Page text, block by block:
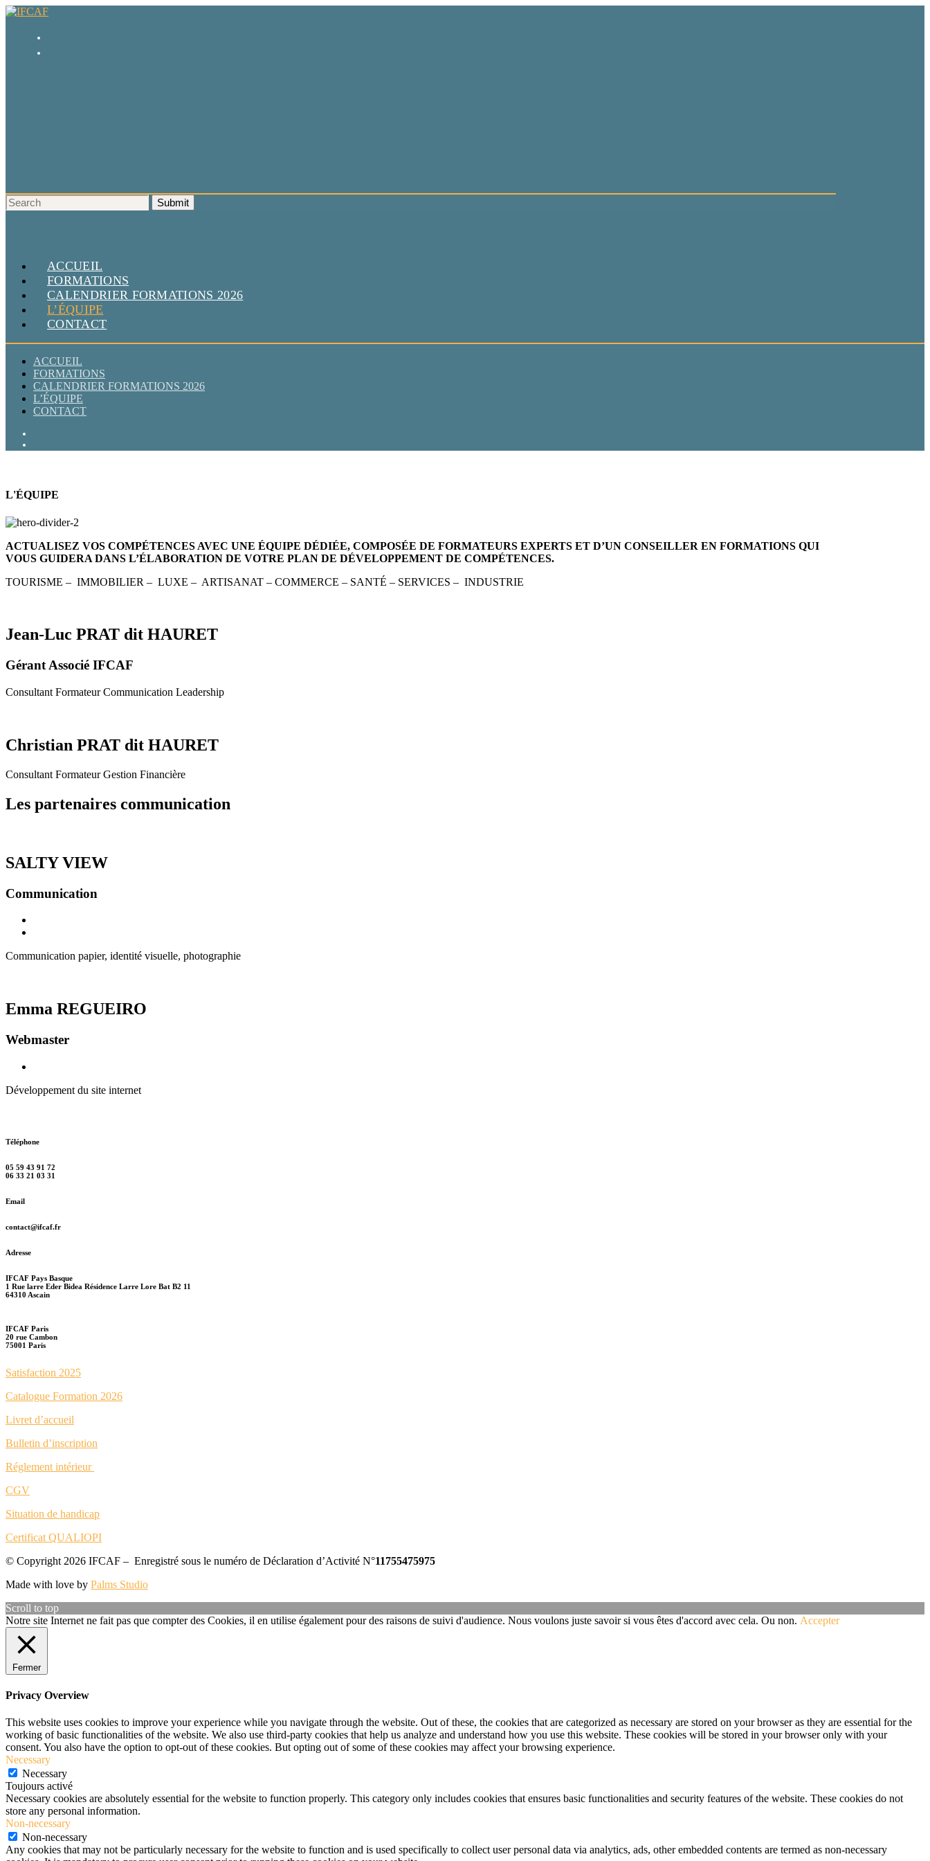
ACCUEIL
FORMATIONS
CALENDRIER FORMATIONS 2026
L’ÉQUIPE
CONTACT
ACCUEIL
FORMATIONS
CALENDRIER FORMATIONS 2026
L’ÉQUIPE
CONTACT
L'ÉQUIPE
ACTUALISEZ VOS COMPÉTENCES AVEC UNE ÉQUIPE DÉDIÉE, COMPOSÉE DE FORMATEURS EXPERTS ET D’UN CONSEILLER EN FORMATIONS QUI
VOUS GUIDERA DANS L’ÉLABORATION DE VOTRE PLAN DE DÉVELOPPEMENT DE COMPÉTENCES.
TOURISME – IMMOBILIER – LUXE – ARTISANAT – COMMERCE – SANTÉ – SERVICES – INDUSTRIE
Jean-Luc PRAT dit HAURET
Gérant Associé IFCAF
Consultant Formateur Communication Leadership
Christian PRAT dit HAURET
Consultant Formateur Gestion Financière
Les partenaires communication
SALTY VIEW
Communication
Communication papier, identité visuelle, photographie
Emma REGUEIRO
Webmaster
Développement du site internet
Téléphone
05 59 43 91 72
06 33 21 03 31
Email
contact@ifcaf.fr
Adresse
IFCAF Pays Basque
1 Rue larre Eder Bidea Résidence Larre Lore Bat B2 11
64310 Ascain
IFCAF Paris
20 rue Cambon
75001 Paris
Satisfaction 2025
Catalogue Formation 2026
Livret d’accueil
Bulletin d’inscription
Réglement intérieur
CGV
Situation de handicap
Certificat QUALIOPI
© Copyright 2026 IFCAF – Enregistré sous le numéro de Déclaration d’Activité N°11755475975
Made with love by Palms Studio
Scroll to top
Notre site Internet ne fait pas que compter des Cookies, il en utilise également pour des raisons de suivi d'audience. Nous voulons juste savoir si vous êtes d'accord avec cela. Ou non. Accepter
Fermer
Privacy Overview
This website uses cookies to improve your experience while you navigate through the website. Out of these, the cookies that are categorized as necessary are stored on your browser as they are essential for the
working of basic functionalities of the website. We also use third-party cookies that help us analyze and understand how you use this website. These cookies will be stored in your browser only with your
consent. You also have the option to opt-out of these cookies. But opting out of some of these cookies may affect your browsing experience.
Necessary
Necessary
Toujours activé
Necessary cookies are absolutely essential for the website to function properly. This category only includes cookies that ensures basic functionalities and security features of the website. These cookies do not
store any personal information.
Non-necessary
Non-necessary
Any cookies that may not be particularly necessary for the website to function and is used specifically to collect user personal data via analytics, ads, other embedded contents are termed as non-necessary